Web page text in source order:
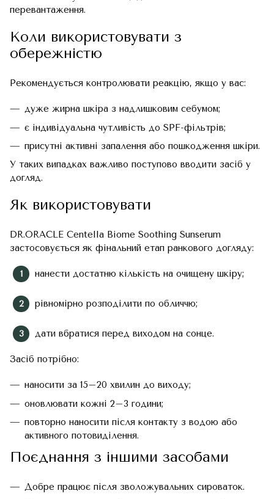
перевантаження.
Коли використовувати з
обережністю
Рекомендується контролювати реакцію, якщо у вас:
дуже жирна шкіра з надлишковим себумом;
є індивідуальна чутливість до SPF-фільтрів;
присутні активні запалення або пошкодження шкіри.
У таких випадках важливо поступово вводити засіб у
догляд.
Як використовувати
DR.ORACLE Centella Biome Soothing Sunserum
застосовується як фінальний етап ранкового догляду:
нанести достатню кількість на очищену шкіру;
рівномірно розподілити по обличчю;
дати вбратися перед виходом на сонце.
Засіб потрібно:
наносити за 15–20 хвилин до виходу;
оновлювати кожні 2–3 години;
повторно наносити після контакту з водою або
активного потовиділення.
Поєднання з іншими засобами
Добре працює після зволожувальних сироваток.